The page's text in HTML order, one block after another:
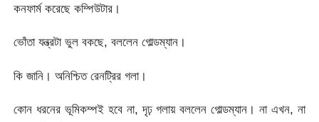
কনফার্ম করেছে কম্পিউটার।
ভোঁতা যন্ত্রটা ভুল বকছে, বললেন গোল্ডম্যান।
কি জানি। অনিশ্চিত রেনট্রির গলা।
কোন ধরনের ভূমিকম্পই হবে না, দৃঢ় গলায় বললেন গোল্ডম্যান। না এখন, না